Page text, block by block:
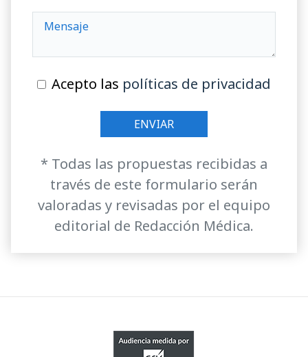
Acepto las políticas de privacidad
* Todas las propuestas recibidas a
través de este formulario serán
valoradas y revisadas por el equipo
editorial de Redacción Médica.